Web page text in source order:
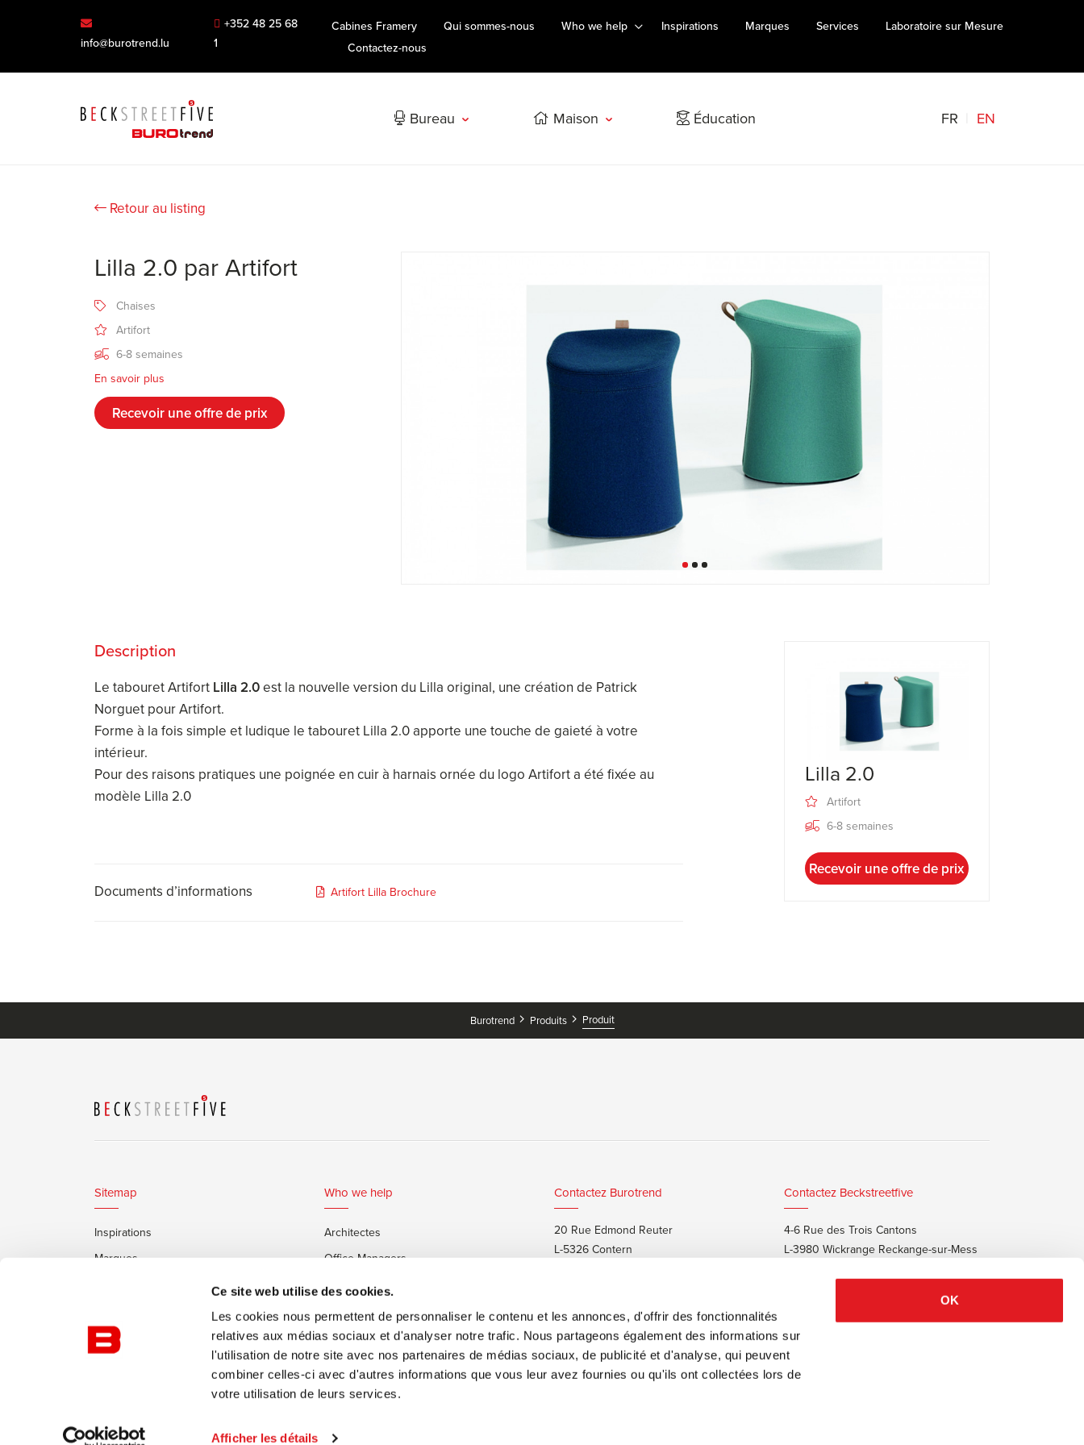
Ce site web utilise des cookies.
Les cookies nous permettent de personnaliser le contenu et les annonces, d'offrir des fonctionnalités
relatives aux médias sociaux et d'analyser notre trafic. Nous partageons également des informations sur
l'utilisation de notre site avec nos partenaires de médias sociaux, de publicité et d'analyse, qui peuvent
combiner celles-ci avec d'autres informations que vous leur avez fournies ou qu'ils ont collectées lors de
votre utilisation de leurs services.
Afficher les détails
OK
info@burotrend.lu
+352 48 25 68
1
Cabines Framery Qui sommes-nous Who we help Inspirations Marques Services
Laboratoire sur Mesure
Contactez-nous
Bureau Maison Éducation FR EN
Retour au listing
Lilla 2.0 par Artifort
Chaises
Artifort
6-8 semaines
En savoir plus
Recevoir une offre de prix
Description
Le tabouret Artifort Lilla 2.0est la nouvelle version du Lilla original, une création de Patrick
Norguet pour Artifort.
Forme à la fois simple et ludique le tabouret Lilla 2.0 apporte une touche de gaieté à votre
intérieur.
Pour des raisons pratiques une poignée en cuir à harnais ornée du logo Artifort a été fixée au
modèle Lilla 2.0
Documents d’informations Artifort Lilla Brochure
Lilla 2.0
Artifort
6-8 semaines
Recevoir une offre de prix
Burotrend Produits Produit
Sitemap
Inspirations
Marques
Cabines Insonorisées Framery
Who we help
Architectes
Office Managers
Clients privés
Contactez Burotrend
20 Rue Edmond Reuter
L-5326 Contern
Contactez Beckstreetfive
4-6 Rue des Trois Cantons
L-3980 Wickrange Reckange-sur-Mess
+352 48 25 68 55
Politique de confidentialité Conditions de vente